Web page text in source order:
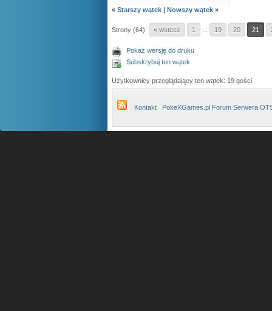
« Starszy wątek | Nowszy wątek »
Strony (64): « wstecz 1 19 20 21
Pokaż wersję do druku
Subskrybuj ten wątek
Użytkownicy przeglądający ten wątek: 19 gości
Kontakt PokeXGames.pl Forum Serwera